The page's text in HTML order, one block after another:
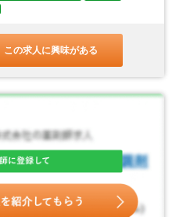
この求人に興味がある